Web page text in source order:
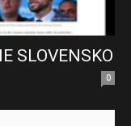
SLOVENSKO
0